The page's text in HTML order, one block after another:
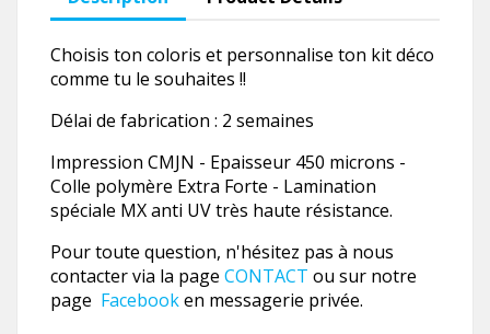
Choisis ton coloris et personnalise ton kit déco
comme tu le souhaites !!
Délai de fabrication : 2 semaines
Impression CMJN - Epaisseur 450 microns -
Colle polymère Extra Forte - Lamination
spéciale MX anti UV très haute résistance.
Pour toute question, n'hésitez pas à nous
contacter via la page CONTACT ou sur notre
page Facebooken messagerie privée.